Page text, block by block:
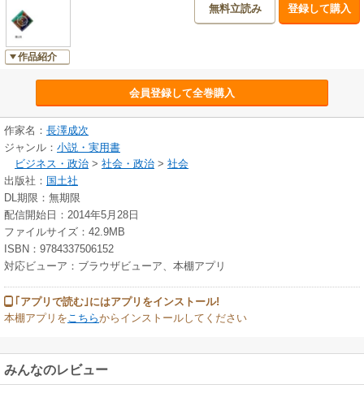
作品紹介
無料立読み 登録して購入
会員登録して全巻購入
作家名： 長澤成次
ジャンル： 小説・実用書
ビジネス・政治 > 社会・政治 > 社会
出版社： 国土社
DL期限：無期限
配信開始日：2014年5月28日
ファイルサイズ：42.9MB
ISBN：9784337506152
対応ビューア：ブラウザビューア、本棚アプリ
｢アプリで読む｣にはアプリをインストール!
本棚アプリを こちらからインストールしてください
みんなのレビュー